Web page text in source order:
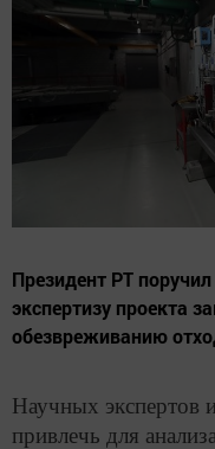
Президент РТ
экспертизу проекта
обезвреживанию
Научных экспертов
привлечь для